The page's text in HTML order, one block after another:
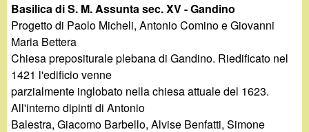
Basilica di S. M. Assunta sec. XV - Gandino
Progetto di Paolo Micheli, Antonio Comino e Giovanni
Maria Bettera
Chiesa prepositurale plebana di Gandino. Riedificato nel
1421 l'edificio venne
parzialmente inglobato nella chiesa attuale del 1623.
All'interno dipinti di Antonio
Balestra, Giacomo Barbello, Alvise Benfatti, Simone